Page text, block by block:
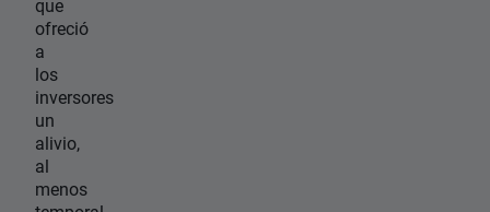
ofreció
a
los
inversores
un
alivio,
al
menos